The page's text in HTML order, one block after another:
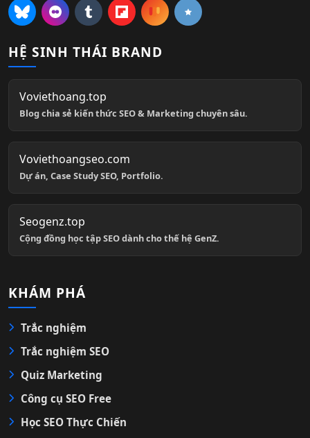
HỆ SINH THÁI BRAND
Voviethoang.top
Blog chia sẻ kiến thức SEO & Marketing chuyên sâu.
Voviethoangseo.com
Dự án, Case Study SEO, Portfolio.
Seogenz.top
Cộng đồng học tập SEO dành cho thế hệ GenZ.
KHÁM PHÁ
Trắc nghiệm
Trắc nghiệm SEO
Quiz Marketing
Công cụ SEO Free
Học SEO Thực Chiến